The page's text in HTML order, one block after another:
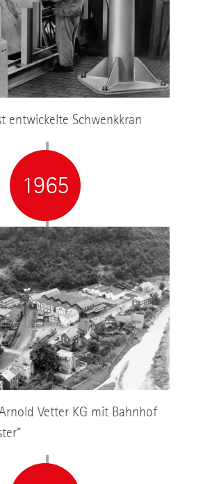
entwickelte Schwenkkran
1965
Vetter KG mit Bahnhof